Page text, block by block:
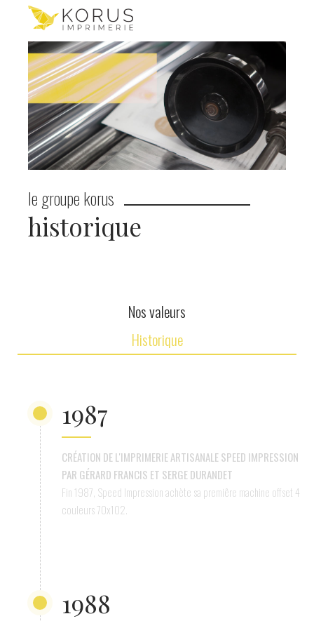
le groupe korus
historique
Nos valeurs
Historique
1987
CRÉATION DE L'IMPRIMERIE ARTISANALE SPEED IMPRESSION
PAR GÉRARD FRANCIS ET SERGE DURANDET
Fin 1987, Speed Impression achète sa premiêre machine offset 4
couleurs 70x102.
1988